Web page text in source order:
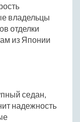
владельцы
отделки
из Японии
седан,
надежность